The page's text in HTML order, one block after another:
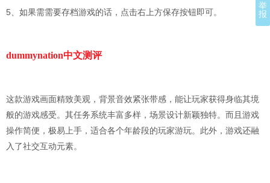
5、如果需需要存档游戏的话，点击右上方保存按钮即可。
dummynation中文测评
这款游戏画面精致美观，背景音效紧张带感，能让玩家获得身临其境
般的游戏感受。其任务系统丰富多样，场景设计新颖独特。而且游戏
操作简便，极易上手，适合各个年龄段的玩家游玩。此外，游戏还融
入了社交互动元素。
举
报